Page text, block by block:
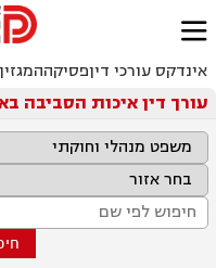

אינדקס עורכי דיןפסיקההמגזין
עורך דין איכות הסביבה